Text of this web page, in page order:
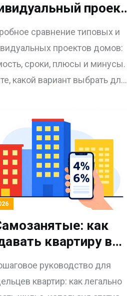
проект
сравнение, цены и
по выбору
сравнение типовых и
проектов домов:
сроки, плюсы и минусы.
какой вариант выбрать для
затрат.
как
квартиру в
4-6% в 2026 году
руководство для
квартир: как легально